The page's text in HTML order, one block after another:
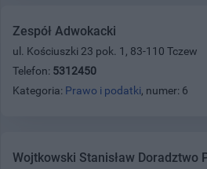
Zespół Adwokacki
ul. Kościuszki 23 pok. 1, 83-110 Tczew
Telefon: 5312450
Kategoria: Prawo i podatki, numer: 6
Wojtkowski Stanisław Doradztwo